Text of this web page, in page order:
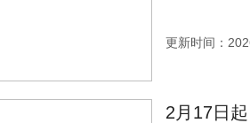
更新时间：
2月17日